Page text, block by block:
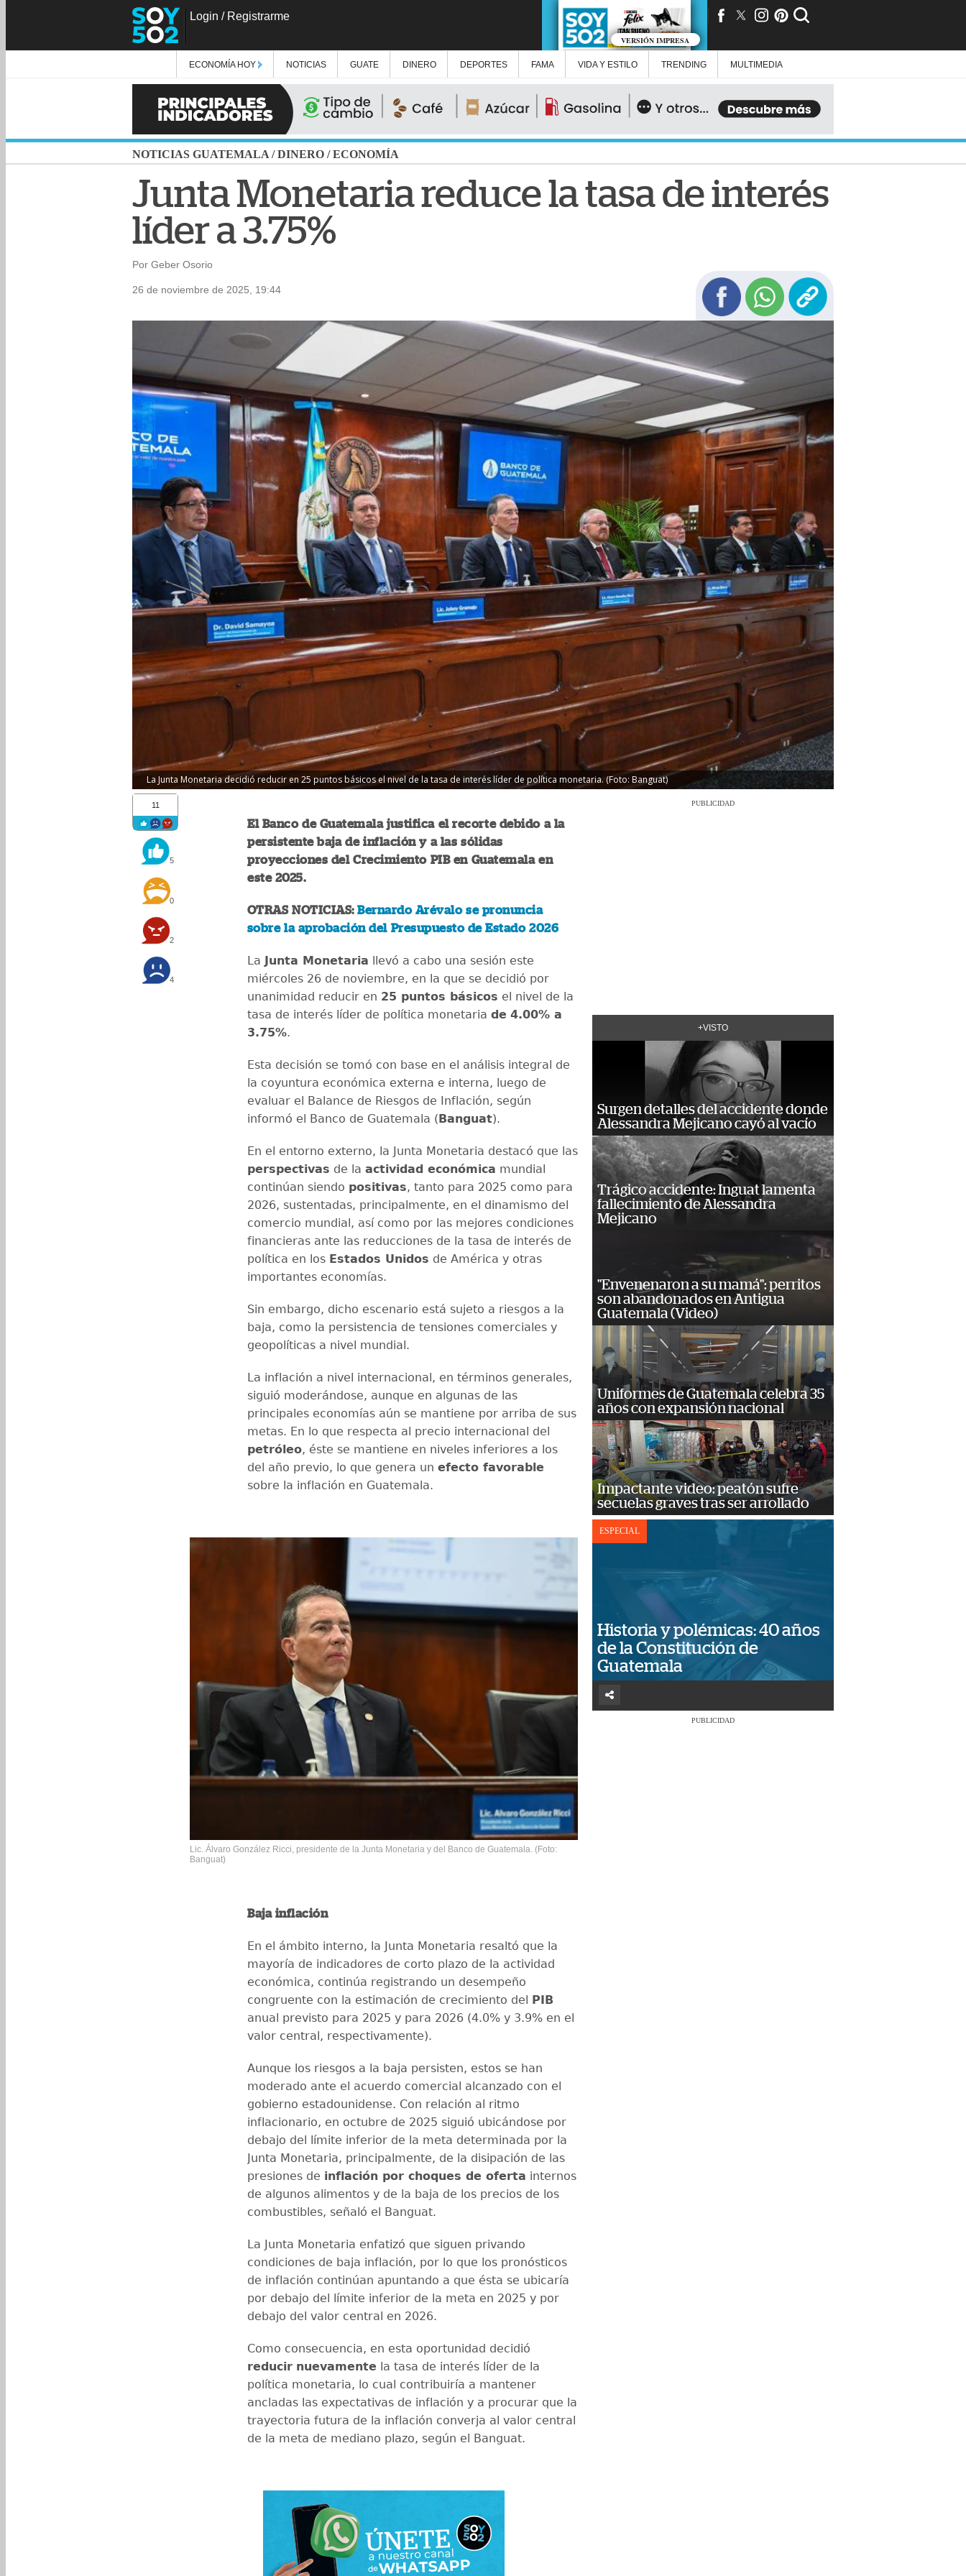
Login / Registrarme
VERSIÓN IMPRESA
ECONOMÍA HOY NOTICIAS GUATE DINERO DEPORTES FAMA VIDA Y ESTILO TRENDING MULTIMEDIA
NOTICIAS GUATEMALA /DINERO /ECONOMÍA
Junta Monetaria reduce la tasa de interés
líder a 3.75%
Por Geber Osorio
26 de noviembre de 2025, 19:44
La Junta Monetaria decidió reducir en 25 puntos básicos el nivel de la tasa de interés líder de política monetaria. (Foto: Banguat)
11
5
0
2
4
El Banco de Guatemala justifica el recorte debido a la
persistente baja de inflación y a las sólidas
proyecciones del Crecimiento PIB en Guatemala en
este 2025.
OTRAS NOTICIAS:Bernardo Arévalo se pronuncia
sobre la aprobación del Presupuesto de Estado 2026
La Junta Monetaria llevó a cabo una sesión este
miércoles 26 de noviembre, en la que se decidió por
unanimidad reducir en 25 puntos básicos el nivel de la
tasa de interés líder de política monetaria de 4.00% a
3.75%.
Esta decisión se tomó con base en el análisis integral de
la coyuntura económica externa e interna, luego de
evaluar el Balance de Riesgos de Inflación, según
informó el Banco de Guatemala (Banguat).
En el entorno externo, la Junta Monetaria destacó que las
perspectivas de la actividad económica mundial
continúan siendo positivas, tanto para 2025 como para
2026, sustentadas, principalmente, en el dinamismo del
comercio mundial, así como por las mejores condiciones
financieras ante las reducciones de la tasa de interés de
política en los Estados Unidos de América y otras
importantes economías.
Sin embargo, dicho escenario está sujeto a riesgos a la
baja, como la persistencia de tensiones comerciales y
geopolíticas a nivel mundial.
La inflación a nivel internacional, en términos generales,
siguió moderándose, aunque en algunas de las
principales economías aún se mantiene por arriba de sus
metas. En lo que respecta al precio internacional del
petróleo, éste se mantiene en niveles inferiores a los
del año previo, lo que genera un efecto favorable
sobre la inflación en Guatemala.
Lic. Álvaro González Ricci, presidente de la Junta Monetaria y del Banco de Guatemala. (Foto:
Banguat)
Baja inflación
En el ámbito interno, la Junta Monetaria resaltó que la
mayoría de indicadores de corto plazo de la actividad
económica, continúa registrando un desempeño
congruente con la estimación de crecimiento del
PIB
anual previsto para 2025 y para 2026 (4.0% y 3.9% en el
valor central, respectivamente).
Aunque los riesgos a la baja persisten, estos se han
moderado ante el acuerdo comercial alcanzado con el
gobierno estadounidense. Con relación al ritmo
inflacionario, en octubre de 2025 siguió ubicándose por
debajo del límite inferior de la meta determinada por la
Junta Monetaria, principalmente, de la disipación de las
presiones de inflación por choques de oferta internos
de algunos alimentos y de la baja de los precios de los
combustibles, señaló el Banguat.
La Junta Monetaria enfatizó que siguen privando
condiciones de baja inflación, por lo que los pronósticos
de inflación continúan apuntando a que ésta se ubicaría
por debajo del límite inferior de la meta en 2025 y por
debajo del valor central en 2026.
Como consecuencia, en esta oportunidad decidió
reducir nuevamente la tasa de interés líder de la
política monetaria, lo cual contribuiría a mantener
ancladas las expectativas de inflación y a procurar que la
trayectoria futura de la inflación converja al valor central
de la meta de mediano plazo, según el Banguat.
PUBLICIDAD
+VISTO
Surgen detalles del accidente donde
Alessandra Mejicano cayó al vacío
Trágico accidente: Inguat lamenta
fallecimiento de Alessandra
Mejicano
"Envenenaron a su mamá": perritos
son abandonados en Antigua
Guatemala (Video)
Uniformes de Guatemala celebra 35
años con expansión nacional
Impactante video: peatón sufre
secuelas graves tras ser arrollado
ESPECIAL
Historia y polémicas: 40 años
de la Constitución de
Guatemala
PUBLICIDAD